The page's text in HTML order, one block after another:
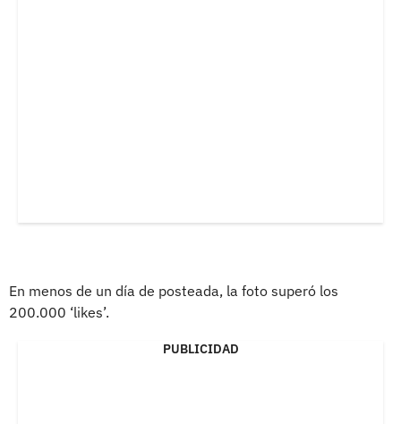
En menos de un día de posteada, la foto superó los
200.000 ‘likes’.
PUBLICIDAD